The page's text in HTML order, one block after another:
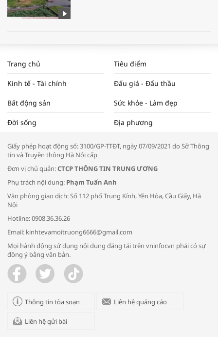
NAM NĂM 2024 VÀ NĂM 2025 | NHỊP
ĐẬP THỊ TRƯỜNG #62
Tọa đàm “Xúc tiến thương mại: Khơi
Bác sĩ tư vấn cách phòng tránh bệnh
đường hô hấp trong thời tiết giao mùa
Trao yêu thương cho em
Trang chủ Tiêu điểm
Kinh tế - Tài chính Đấu giá - Đấu thầu
Bất động sản Sức khỏe - Làm đẹp
Đời sống Địa phương
Giấy phép hoạt động số: 3100/GP-TTĐT, ngày 07/09/2021 do Sở Thông
tin và Truyền thông Hà Nội cấp
Đơn vị chủ quản:CTCP THÔNG TIN TRUNG ƯƠNG
Phụ trách nội dung: Phạm Tuấn Anh
Văn phòng giao dịch: Số 112 phố Trung Kính, Yên Hòa, Cầu Giấy, Hà
Nội
Hotline: 0908.36.36.26
Email: kinhtevamoitruong6666@gmail.com
Mọi hành động sử dụng nội dung đăng tải trên vninfor.vn phải có sự
đồng ý bằng văn bản.
Thông tin tòa soạn Liên hệ quảng cáo
Liên hệ gửi bài